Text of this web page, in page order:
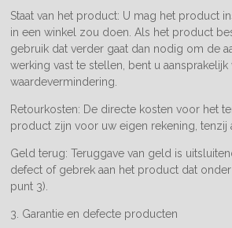
Staat van het product: U mag het product
in een winkel zou doen. Als het product
gebruik dat verder gaat dan nodig om de
werking vast te stellen, bent u
waardevermindering.
Retourkosten: De directe kosten voor het
product zijn voor uw eigen rekening, tenzij
Geld terug: Teruggave van geld is
defect of gebrek aan het product dat
punt 3).
3. Garantie en defecte producten